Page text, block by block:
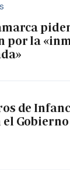
por la
de